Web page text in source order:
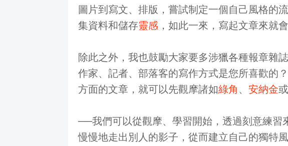
圖片到寫文、排版，嘗試制定一個自己風格的
集資料和儲存靈感 ，如此一來，寫起文章來就會
除此之外，我也鼓勵大家要多涉獵各種報章雜
作家、記者、部落客的寫作方式是您所喜歡的
方面的文章，就可以先觀摩諸如綠角 、 安納金或
──我們可以從觀摩、學習開始，透過刻意練習
慢慢地走出別人的影子，從而建立自己的獨特風